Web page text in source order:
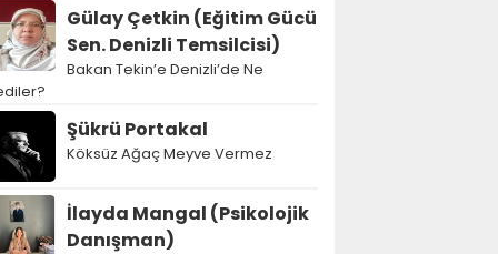
Gülay Çetkin (Eğitim Gücü
Sen. Denizli Temsilcisi)
Bakan Tekin’e Denizli’de Ne
Şükrü Portakal
Köksüz Ağaç Meyve Vermez
İlayda Mangal (Psikolojik
Danışman)